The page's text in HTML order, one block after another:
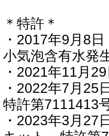
＊特許＊
・2017年9月8
小気泡含有水発
・2021年11月
・2022年7月25
特許第7111413
・2023年3月27